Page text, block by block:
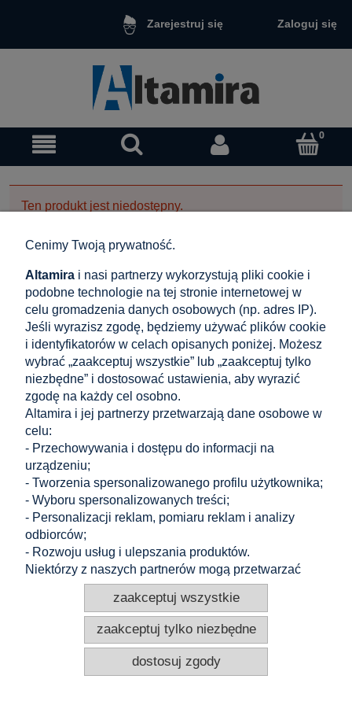
Zarejestruj się Zaloguj się
Ten produkt jest niedostępny.
Zakupy
Pomoc
Moje konto
Informacje
Altamira Sp. z o. o.
Budowlanych 6/51, 95-040 Koluszki, Polska
+48 605 304 027
+48 721 556 606
pv@e-altamira.com
Obsługa klienta: Pn–Pt 8:00–16:00
pokaż pełną wersję strony
Cenimy Twoją prywatność.
Altamira i nasi partnerzy wykorzystują pliki cookie i
podobne technologie na tej stronie internetowej w
celu gromadzenia danych osobowych (np. adres IP).
Jeśli wyrazisz zgodę, będziemy używać plików cookie
i identyfikatorów w celach opisanych poniżej. Możesz
wybrać „zaakceptuj wszystkie” lub „zaakceptuj tylko
niezbędne” i dostosować ustawienia, aby wyrazić
zgodę na każdy cel osobno.
Altamira i jej partnerzy przetwarzają dane osobowe w
celu:
- Przechowywania i dostępu do informacji na
urządzeniu;
- Tworzenia spersonalizowanego profilu użytkownika;
- Wyboru spersonalizowanych treści;
- Personalizacji reklam, pomiaru reklam i analizy
odbiorców;
- Rozwoju usług i ulepszania produktów.
Niektórzy z naszych partnerów mogą przetwarzać
dane użytkownika na podstawie swoich
uzasadnionych interesów.
Nasi partnerzy: Google (polityka prywatności
Jeśli wybierzesz „zaakceptuj tylko niezbędne”, nadal
będziesz mógł przeglądać treści na naszej stronie, ale
zaakceptuj tylko niezbędne
dostosuj zgody
zaakceptuj wszystkie